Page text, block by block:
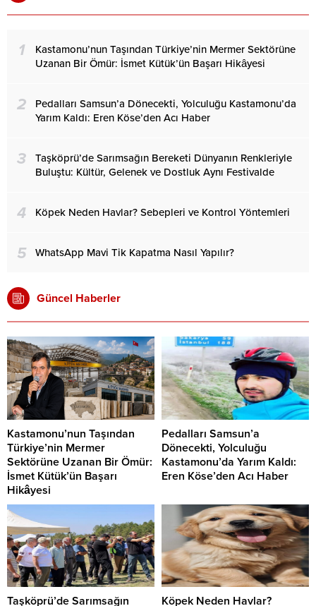
1
Kastamonu’nun Taşından Türkiye’nin Mermer Sektörüne
Uzanan Bir Ömür: İsmet Kütük’ün Başarı Hikâyesi
2
Pedalları Samsun’a Dönecekti, Yolculuğu Kastamonu’da
Yarım Kaldı: Eren Köse’den Acı Haber
3
Taşköprü’de Sarımsağın Bereketi Dünyanın Renkleriyle
Buluştu: Kültür, Gelenek ve Dostluk Aynı Festivalde
4 Köpek Neden Havlar? Sebepleri ve Kontrol Yöntemleri
5 WhatsApp Mavi Tik Kapatma Nasıl Yapılır?
Güncel Haberler
Kastamonu’nun Taşından
Türkiye’nin Mermer
Sektörüne Uzanan Bir Ömür:
İsmet Kütük’ün Başarı
Hikâyesi
Pedalları Samsun’a
Dönecekti, Yolculuğu
Kastamonu’da Yarım Kaldı:
Eren Köse’den Acı Haber
Taşköprü’de Sarımsağın
Köpek Neden Havlar?